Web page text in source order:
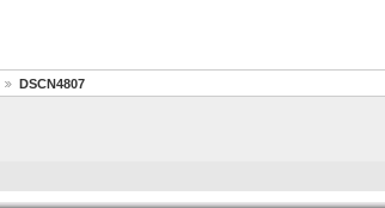
DSCN4807